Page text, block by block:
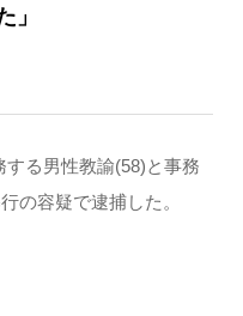
」
る男性教諭(58)と事務
の容疑で逮捕した。